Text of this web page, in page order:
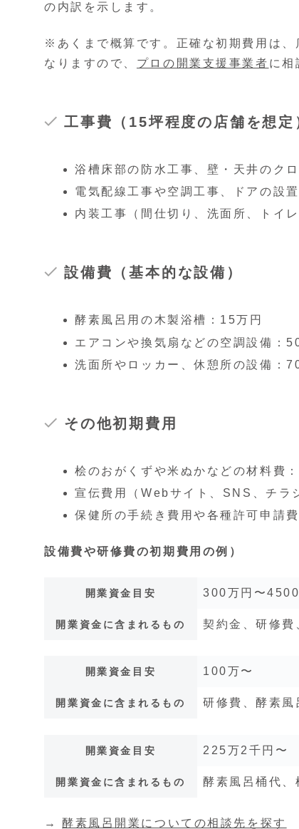
の内訳を示します。
※あくまで概算です。正確な初期費用は、
なりますので、 プロの開業支援事業者 に相
工事費（15坪程度の店舗を想定
浴槽床部の防水工事、壁・天井のク
電気配線工事や空調工事、ドアの設
内装工事（間仕切り、洗面所、トイ
設備費（基本的な設備）
酵素風呂用の木製浴槽：15万円
エアコンや換気扇などの空調設備：
洗面所やロッカー、休憩所の設備：
その他初期費用
桧のおがくずや米ぬかなどの材料費
宣伝費用（Webサイト、SNS、チラ
保健所の手続き費用や各種許可申請
設備費や研修費の初期費用の例）
開業資金目安 300万円〜4500
開業資金に含まれるもの 契約金、研修費
開業資金目安 100万〜
開業資金に含まれるもの 研修費、酵素風
開業資金目安 225万2千円〜
開業資金に含まれるもの 酵素風呂桶代、
→酵素風呂開業についての相談先を探す